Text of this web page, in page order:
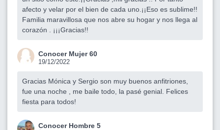
afecto y velar por el bien de cada uno.¡¡Eso es sublime!!
Familia maravillosa que nos abre su hogar y nos llega al
corazón . ¡¡¡Gracias!!
Conocer Mujer 60
19/12/2022
Gracias Mónica y Sergio son muy buenos anfitriones,
fue una noche , me baile todo, la pasé genial. Felices
fiesta para todos!
Conocer Hombre 5